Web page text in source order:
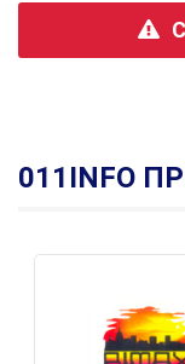
011INFO